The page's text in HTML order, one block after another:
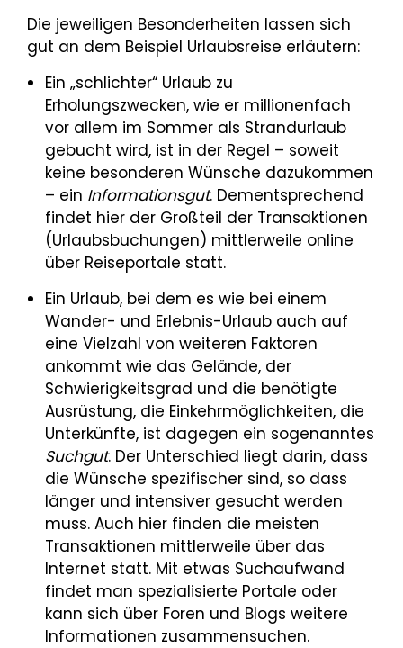
Die jeweiligen Besonderheiten lassen sich
gut an dem Beispiel Urlaubsreise erläutern:
Ein „schlichter“ Urlaub zu
Erholungszwecken, wie er millionenfach
vor allem im Sommer als Strandurlaub
gebucht wird, ist in der Regel – soweit
keine besonderen Wünsche dazukommen
– ein Informationsgut. Dementsprechend
findet hier der Großteil der Transaktionen
(Urlaubsbuchungen) mittlerweile online
über Reiseportale statt.
Ein Urlaub, bei dem es wie bei einem
Wander- und Erlebnis-Urlaub auch auf
eine Vielzahl von weiteren Faktoren
ankommt wie das Gelände, der
Schwierigkeitsgrad und die benötigte
Ausrüstung, die Einkehrmöglichkeiten, die
Unterkünfte, ist dagegen ein sogenanntes
Suchgut. Der Unterschied liegt darin, dass
die Wünsche spezifischer sind, so dass
länger und intensiver gesucht werden
muss. Auch hier finden die meisten
Transaktionen mittlerweile über das
Internet statt. Mit etwas Suchaufwand
findet man spezialisierte Portale oder
kann sich über Foren und Blogs weitere
Informationen zusammensuchen.